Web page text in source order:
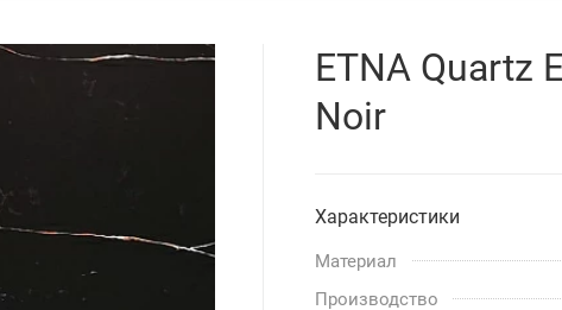
ETNA Quartz
Noir
Характеристики
Материал
Производство